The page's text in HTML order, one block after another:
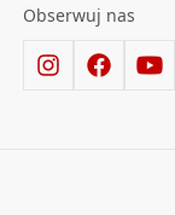
Obserwuj nas